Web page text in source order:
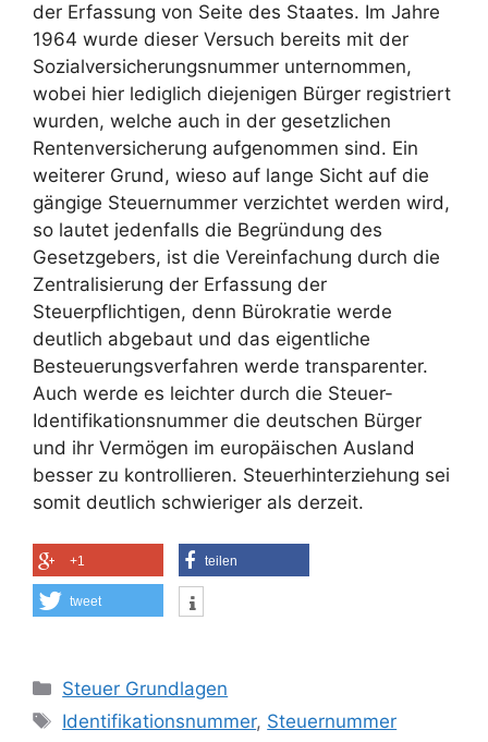
der Erfassung von Seite des Staates. Im Jahre
1964 wurde dieser Versuch bereits mit der
Sozialversicherungsnummer unternommen,
wobei hier lediglich diejenigen Bürger registriert
wurden, welche auch in der gesetzlichen
Rentenversicherung aufgenommen sind. Ein
weiterer Grund, wieso auf lange Sicht auf die
gängige Steuernummer verzichtet werden wird,
so lautet jedenfalls die Begründung des
Gesetzgebers, ist die Vereinfachung durch die
Zentralisierung der Erfassung der
Steuerpflichtigen, denn Bürokratie werde
deutlich abgebaut und das eigentliche
Besteuerungsverfahren werde transparenter.
Auch werde es leichter durch die Steuer-
Identifikationsnummer die deutschen Bürger
und ihr Vermögen im europäischen Ausland
besser zu kontrollieren. Steuerhinterziehung sei
somit deutlich schwieriger als derzeit.
+1 teilen
tweet
Kategorien
Steuer Grundlagen
Schlagwörter
Identifikationsnummer, Steuernummer